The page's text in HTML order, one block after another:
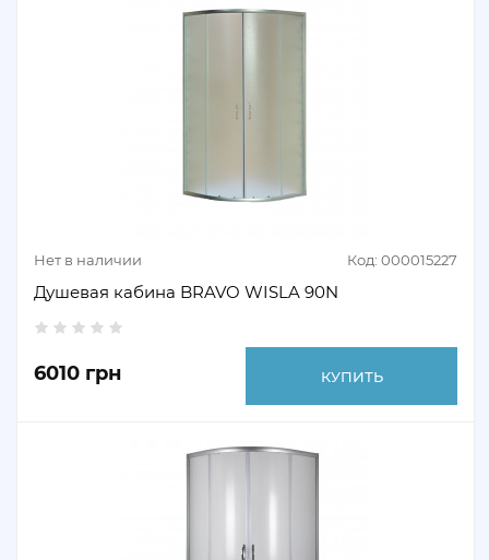
Нет в наличии Код: 000015227
Душевая кабина BRAVO WISLA 90N
6010 грн КУПИТЬ